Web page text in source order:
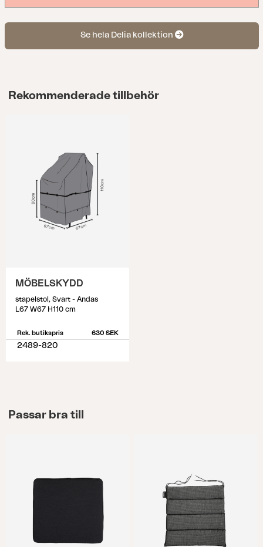
Se hela Delia kollektion
Rekommenderade tillbehör
MÖBELSKYDD
stapelstol, Svart - Andas
L67 W67 H110 cm
Rek. butikspris 630 SEK
2489-820
Passar bra till